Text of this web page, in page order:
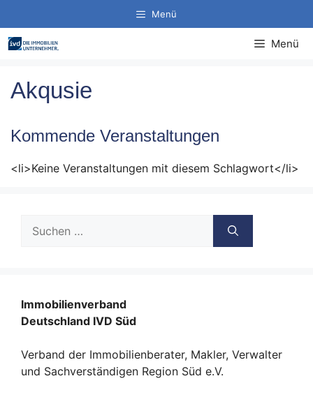
Inhalt
springen
Menü
Menü
Akqusie
Kommende Veranstaltungen
<li>Keine Veranstaltungen mit diesem Schlagwort</li>
nach:
Immobilienverband
Deutschland IVD Süd
Verband der Immobilienberater, Makler, Verwalter
und Sachverständigen Region Süd e.V.